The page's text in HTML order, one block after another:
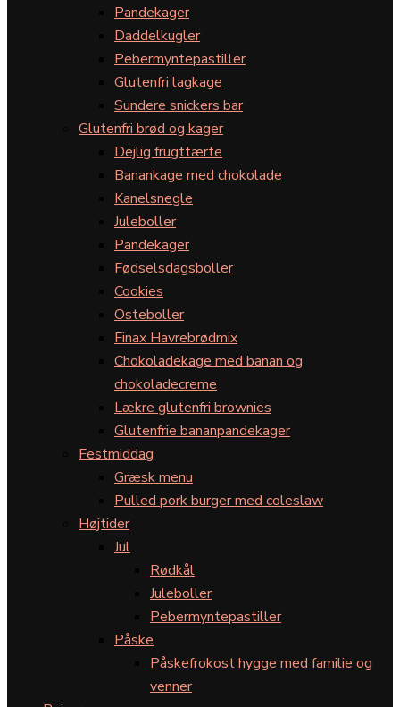
Pandekager
Daddelkugler
Pebermyntepastiller
Glutenfri lagkage
Sundere snickers bar
Glutenfri brød og kager
Dejlig frugttærte
Banankage med chokolade
Kanelsnegle
Juleboller
Pandekager
Fødselsdagsboller
Cookies
Osteboller
Finax Havrebrødmix
Chokoladekage med banan og
chokoladecreme
Lækre glutenfri brownies
Glutenfrie bananpandekager
Festmiddag
Græsk menu
Pulled pork burger med coleslaw
Højtider
Jul
Rødkål
Juleboller
Pebermyntepastiller
Påske
Påskefrokost hygge med familie og
venner